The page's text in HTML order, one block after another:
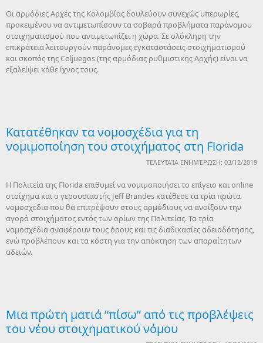
Οι αρμόδιες Αρχές της Κολομβίας δουλεύουν συνεχώς υπερωρίες,
προκειμένου να αντιμετωπίσουν τα σοβαρά προβλήματα παράνομου
στοιχηματισμού που αντιμετωπίζει η χώρα. Σε ολόκληρη την
επικράτεια λειτουργούν παράνομες εγκαταστάσεις στοιχηματισμού
και σκοπός της Coljuegos (της αρμόδιας ρυθμιστικής Αρχής) είναι να
εξαλείψει κάθε ίχνος τους.
Κατατέθηκαν τα νομοσχέδια για τη
νομιμοποίηση του στοιχήματος στη Florida
ΤΕΛΕΥΤΑΊΑ ΕΝΗΜΈΡΩΣΗ: 03/12/2019
Η Πολιτεία της Florida επιθυμεί να νομιμοποιήσει το επίγειο και online
στοίχημα και ο γερουσιαστής Jeff Brandes κατέθεσε τα τρία πρώτα
νομοσχέδια που θα επιτρέψουν στους αρμόδιους να ανοίξουν την
αγορά στοιχήματος εντός των ορίων της Πολιτείας. Τα τρία
νομοσχέδια αναφέρουν τους όρους και τις διαδικασίες αδειοδότησης,
ενώ προβλέπουν και τα κόστη για την απόκτηση των απαραίτητων
αδειών.
Μια πρώτη ματιά “πίσω” από τις προβλέψεις
του νέου στοιχηματικού νόμου